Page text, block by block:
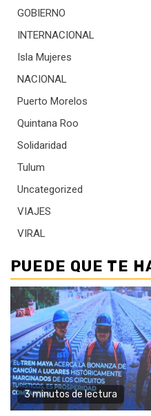
GOBIERNO
INTERNACIONAL
Isla Mujeres
NACIONAL
Puerto Morelos
Quintana Roo
Solidaridad
Tulum
Uncategorized
VIAJES
VIRAL
PUEDE QUE TE
3 minutos de lectura